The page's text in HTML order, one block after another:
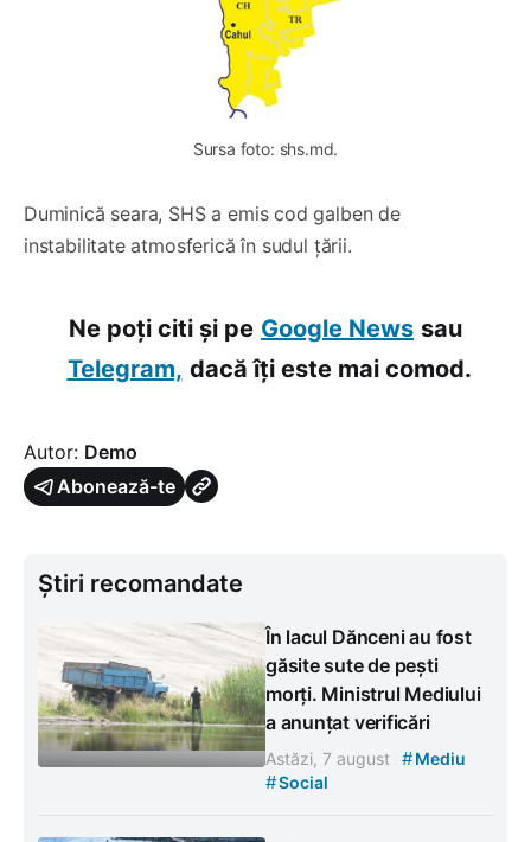
Sursa foto: shs.md.
Duminică seara, SHS a emis cod galben de
instabilitate atmosferică în sudul țării.
Ne poți citi și pe Google News sau
Telegram, dacă îți este mai comod.
Autor: Demo
Abonează-te
Știri recomandate
În lacul Dănceni au fost
găsite sute de pești
morți. Ministrul Mediului
a anunțat verificări
Astăzi, 7 august #Mediu
#Social